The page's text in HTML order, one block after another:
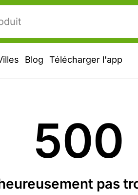
Blog Télécharger l'app
500
pas